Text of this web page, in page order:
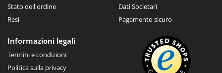
Stato dell'ordine
Resi
Dati Societari
Pagamento sicuro
Informazioni legali
Termini e condizioni
Politica sulla privacy